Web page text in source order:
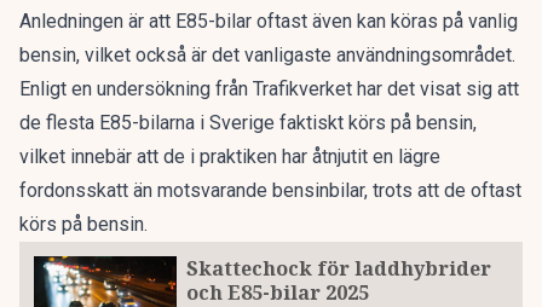
Anledningen är att E85-bilar oftast även kan köras på vanlig
bensin, vilket också är det vanligaste användningsområdet.
Enligt en undersökning från Trafikverket har det visat sig att
de flesta E85-bilarna i Sverige faktiskt körs på bensin,
vilket innebär att de i praktiken har åtnjutit en lägre
fordonsskatt än motsvarande bensinbilar, trots att de oftast
körs på bensin.
Skattechock för laddhybrider
och E85-bilar 2025